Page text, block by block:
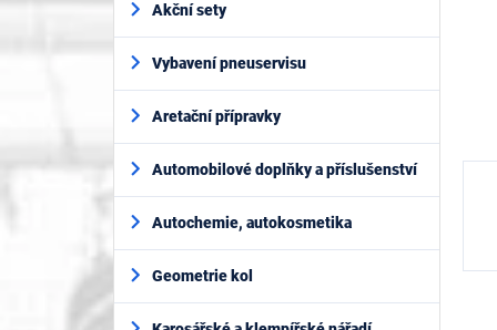
Akční sety
Vybavení pneuservisu
Aretační přípravky
Automobilové doplňky a příslušenství
Autochemie, autokosmetika
Geometrie kol